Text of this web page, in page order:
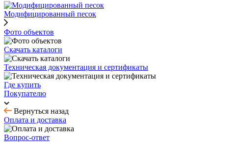
Модифицированный песок
Фото объектов
Скачать каталоги
Техническая документация и сертификаты
Где купить
Покупателю
Вернуться назад
Оплата и доставка
Вопрос-ответ